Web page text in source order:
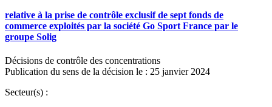
relative à la prise de contrôle exclusif de sept fonds de
commerce exploités par la société Go Sport France par le
groupe Solig
Décisions de contrôle des concentrations
Publication du sens de la décision le : 25 janvier 2024
Secteur(s) :